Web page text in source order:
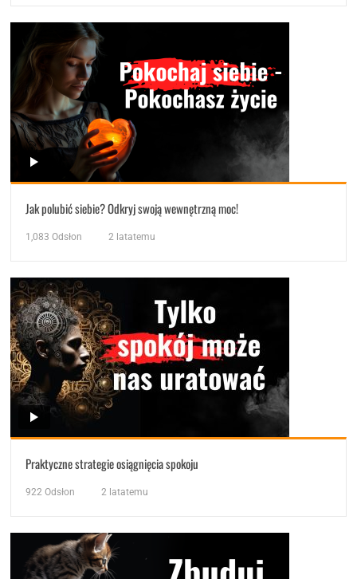
Jak polubić siebie? Odkryj swoją wewnętrzną moc!
1,083 Odsłon 2 latatemu
Praktyczne strategie osiągnięcia spokoju
922 Odsłon 2 latatemu